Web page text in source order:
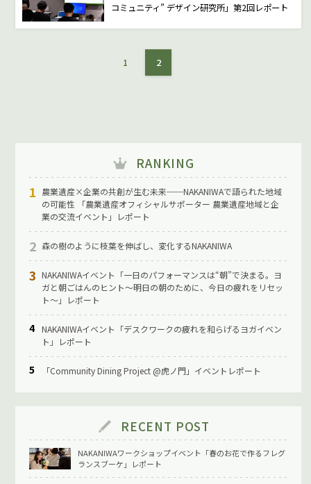
コミュニティ” デザイン研究所」第2回レポート
1 2
RANKING
農業遺産×企業の共創が生む未来──NAKANIWAで語られた地域
の可能性 「農業遺産オフィシャルサポーター 農業遺産地域と企
業の交流イベント」レポート
森の樹のように枝葉を伸ばし、変化するNAKANIWA
NAKANIWAイベント「一日のパフォーマンスは“朝”で決まる。ヨ
ガと朝ごはんのヒント〜明日の朝のために、今日の疲れをリセッ
ト〜」レポート
NAKANIWAイベント「デスクワークの疲れを和らげるヨガイベン
ト」レポート
「Community Dining Project @虎ノ門」イベントレポート
RECENT POST
NAKANIWAワークショップイベント「春のお花で作るフレグ
ランスブーケ」レポート